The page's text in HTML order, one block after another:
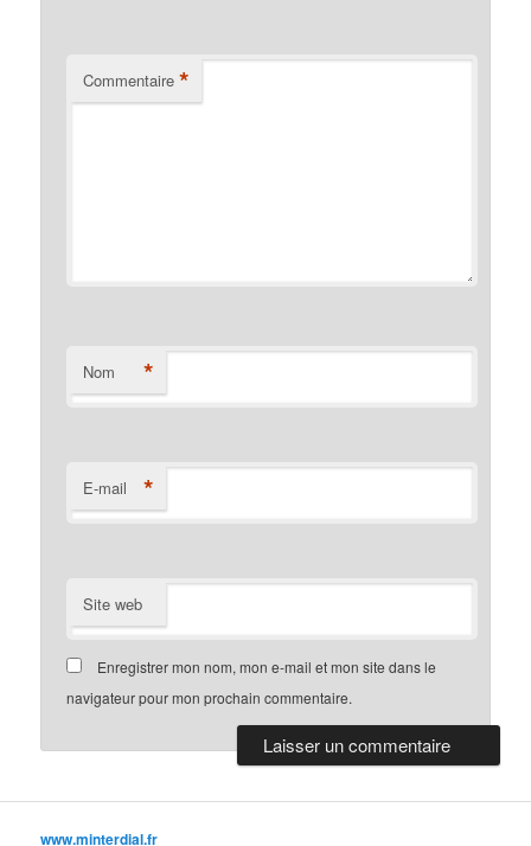
Commentaire *
Nom *
E-mail *
Site web
Enregistrer mon nom, mon e-mail et mon site dans le
navigateur pour mon prochain commentaire.
www.minterdial.fr